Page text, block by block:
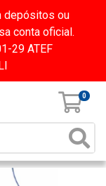
depósitos ou
conta oficial.
29 ATEF
0